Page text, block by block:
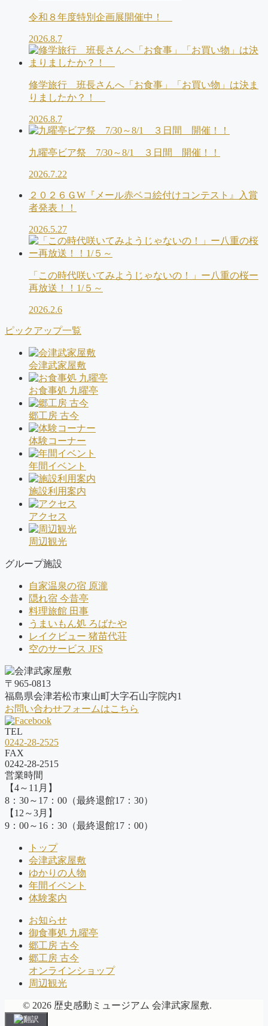
令和８年度特別企画展開催中！
2026.8.7
修学旅行 班長さんへ「お食事」「お買い物」は決ま
りましたか？！
2026.8.7
九曜亭ビア祭 7/30～8/1 ３日間 開催！！
2026.7.22
２０２６ＧW『メール赤ベコ絵付けコンテスト』入賞
者発表！！
2026.5.27
「この時代咲いてみようじゃないの！」ー八重の桜ー
再放送！！1/５～
2026.2.6
ピックアップ一覧
会津武家屋敷
お食事処 九曜亭
郷工房 古今
体験コーナー
年間イベント
施設利用案内
アクセス
周辺観光
グループ施設
自家温泉の宿 原瀧
隠れ宿 今昔亭
料理旅館 田事
うまいもん処 ろばたや
レイクビュー 猪苗代荘
空のサービス JFS
〒965-0813
福島県会津若松市東山町大字石山字院内1
お問い合わせフォームはこちら
TEL
0242-28-2525
FAX
0242-28-2515
営業時間
【4～11月】
8：30～17：00（最終退館17：30）
【12～3月】
9：00～16：30（最終退館17：00）
トップ
会津武家屋敷
ゆかりの人物
年間イベント
体験案内
お知らせ
御食事処 九曜亭
郷工房 古今
郷工房 古今
オンラインショップ
周辺観光
© 2026 歴史感動ミュージアム 会津武家屋敷.